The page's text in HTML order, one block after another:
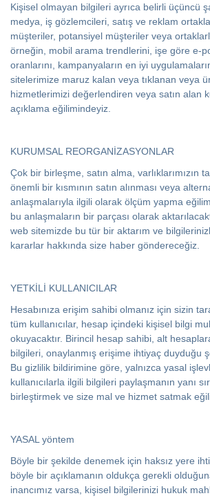
Kişisel olmayan bilgileri ayrıca belirli üçüncü
medya, iş gözlemcileri, satış ve reklam
müşteriler, potansiyel müşteriler veya
örneğin, mobil arama trendlerini, işe göre e-
oranlarını, kampanyaların en iyi
sitelerimize maruz kalan veya tıklanan veya
hizmetlerimizi değerlendiren veya satın alan
açıklama eğilimindeyiz.
KURUMSAL REORGANİZASYONLAR
Çok bir birleşme, satın alma, varlıklarımızın
önemli bir kısmının satın alınması veya
anlaşmalarıyla ilgili olarak ölçüm yapma
bu anlaşmaların bir parçası olarak
web sitemizde bu tür bir aktarım ve
kararlar hakkında size haber göndereceğiz.
YETKİLİ KULLANICILAR
Hesabınıza erişim sahibi olmanız için sizin
tüm kullanıcılar, hesap içindeki kişisel bilgi
okuyacaktır. Birincil hesap sahibi, alt
bilgileri, onaylanmış erişime ihtiyaç duyduğu
Bu gizlilik bildirimine göre, yalnızca yasal
kullanıcılarla ilgili bilgileri paylaşmanın yanı
birleştirmek ve size mal ve hizmet satmak
YASAL yöntem
Böyle bir şekilde denemek için haksız yere
böyle bir açıklamanın oldukça gerekli
inancımız varsa, kişisel bilgilerinizi hukuk